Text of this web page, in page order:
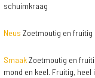
schuimkraag
Neus Zoetmoutig en fruitig
SmaakZoetmoutig en
mond en keel. Fruitig,